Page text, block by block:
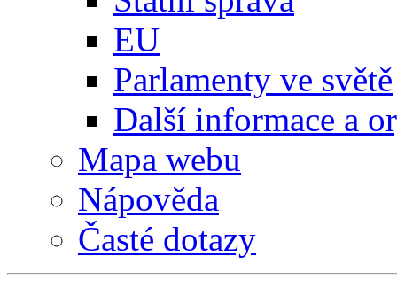
EU
Parlamenty ve světě
Další informace a
Mapa webu
Nápověda
Časté dotazy